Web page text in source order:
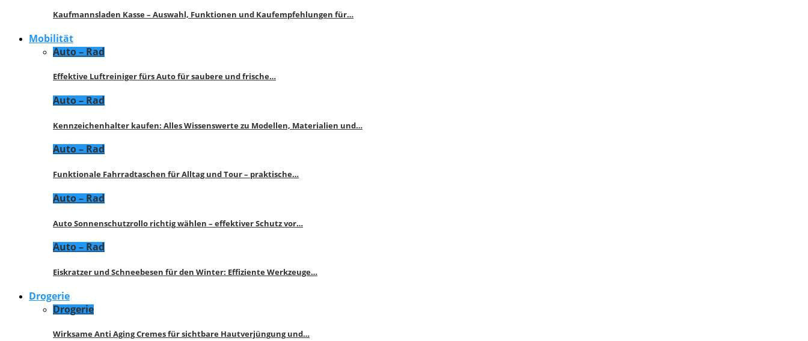
Kaufmannsladen Kasse – Auswahl, Funktionen und Kaufempfehlungen für…
Mobilität
Auto – Rad
Effektive Luftreiniger fürs Auto für saubere und frische…
Auto – Rad
Kennzeichenhalter kaufen: Alles Wissenswerte zu Modellen, Materialien und…
Auto – Rad
Funktionale Fahrradtaschen für Alltag und Tour – praktische…
Auto – Rad
Auto Sonnenschutzrollo richtig wählen – effektiver Schutz vor…
Auto – Rad
Eiskratzer und Schneebesen für den Winter: Effiziente Werkzeuge…
Drogerie
Drogerie
Wirksame Anti Aging Cremes für sichtbare Hautverjüngung und…